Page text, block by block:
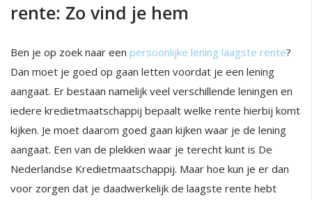
rente: Zo vind je hem
Ben je op zoek naar een persoonlijke lening laagste rente?
Dan moet je goed op gaan letten voordat je een lening
aangaat. Er bestaan namelijk veel verschillende leningen en
iedere kredietmaatschappij bepaalt welke rente hierbij komt
kijken. Je moet daarom goed gaan kijken waar je de lening
aangaat. Een van de plekken waar je terecht kunt is De
Nederlandse Kredietmaatschappij. Maar hoe kun je er dan
voor zorgen dat je daadwerkelijk de laagste rente hebt